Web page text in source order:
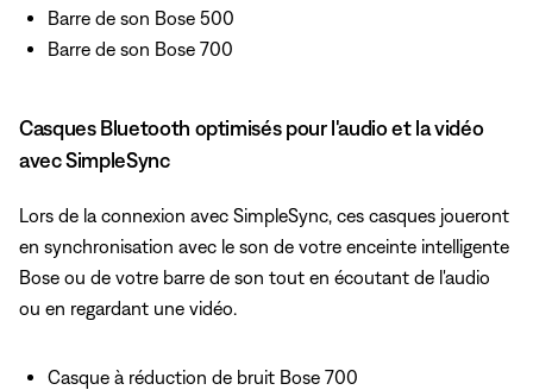
Barre de son Bose 500
Barre de son Bose 700
Casques Bluetooth optimisés pour l'audio et la vidéo
avec SimpleSync
Lors de la connexion avec SimpleSync, ces casques joueront
en synchronisation avec le son de votre enceinte intelligente
Bose ou de votre barre de son tout en écoutant de l'audio
ou en regardant une vidéo.
Casque à réduction de bruit Bose 700